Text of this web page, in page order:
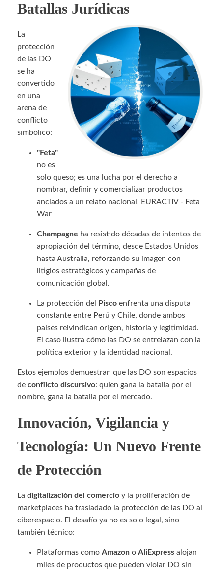
Batallas Jurídicas
La
protección
de las DO
se ha
convertido
en una
arena de
conflicto
simbólico:
"Feta"
no es
solo queso; es una lucha por el derecho a
nombrar, definir y comercializar productos
anclados a un relato nacional. EURACTIV - Feta
War
Champagne ha resistido décadas de intentos de
apropiación del término, desde Estados Unidos
hasta Australia, reforzando su imagen con
litigios estratégicos y campañas de
comunicación global.
La protección del Pisco enfrenta una disputa
constante entre Perú y Chile, donde ambos
países reivindican origen, historia y legitimidad.
El caso ilustra cómo las DO se entrelazan con la
política exterior y la identidad nacional.
Estos ejemplos demuestran que las DO son espacios
de conflicto discursivo: quien gana la batalla por el
nombre, gana la batalla por el mercado.
Innovación, Vigilancia y
Tecnología: Un Nuevo Frente
de Protección
La digitalización del comercio y la proliferación de
marketplaces ha trasladado la protección de las DO al
ciberespacio. El desafío ya no es solo legal, sino
también técnico:
Plataformas como Amazon o AliExpress alojan
miles de productos que pueden violar DO sin